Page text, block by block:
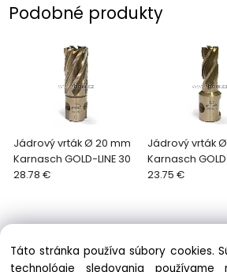
Podobné produkty
Jádrový vrták Ø 20 mm
Karnasch GOLD-LINE 30
28.78 €
Jádrový vrták Ø
Karnasch
23.75 €
Táto stránka používa súbory cookies.
technológie sledovania používame